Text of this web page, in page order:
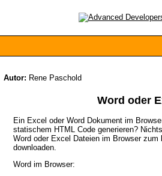
Autor: Rene Paschold
Word oder
Ein Excel oder Word Dokument im
statischem HTML Code generieren?
Word oder Excel Dateien im Browser
downloaden.
Word im Browser: